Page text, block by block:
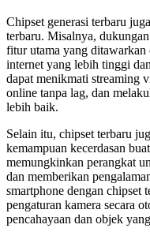
Chipset generasi terbaru
terbaru. Misalnya,
fitur utama yang ditawarkan
internet yang lebih tinggi
dapat menikmati streaming
online tanpa lag, dan
lebih baik.
Selain itu, chipset terbaru
kemampuan kecerdasan
memungkinkan perangkat
dan memberikan
smartphone dengan chipset
pengaturan kamera secara
pencahayaan dan objek